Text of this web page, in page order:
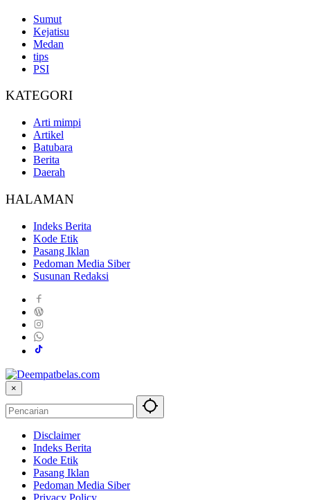
Sumut
Kejatisu
Medan
tips
PSI
KATEGORI
Arti mimpi
Artikel
Batubara
Berita
Daerah
HALAMAN
Indeks Berita
Kode Etik
Pasang Iklan
Pedoman Media Siber
Susunan Redaksi
×
Disclaimer
Indeks Berita
Kode Etik
Pasang Iklan
Pedoman Media Siber
Privacy Policy